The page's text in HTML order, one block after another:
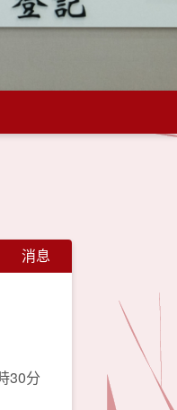
消息
30分